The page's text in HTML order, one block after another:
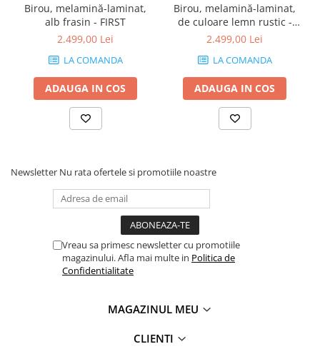
Birou, melamină-laminat,
alb frasin - FIRST
2.499,00 Lei
LA COMANDA
ADAUGA IN COS
Birou, melamină-laminat,
de culoare lemn rustic -
FIRST
2.499,00 Lei
LA COMANDA
ADAUGA IN COS
Newsletter Nu rata ofertele si promotiile noastre
Vreau sa primesc newsletter cu promotiile
magazinului. Afla mai multe in Politica de
Confidentialitate
MAGAZINUL MEU
CLIENTI